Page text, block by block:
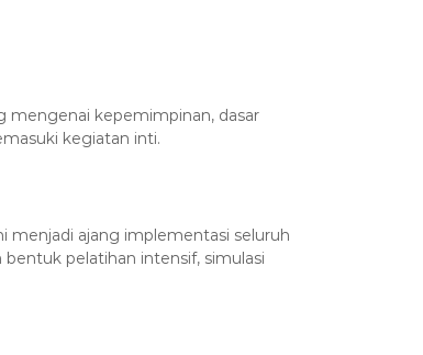
mengenai kepemimpinan, dasar
kegiatan inti.
menjadi ajang implementasi seluruh
pelatihan intensif, simulasi